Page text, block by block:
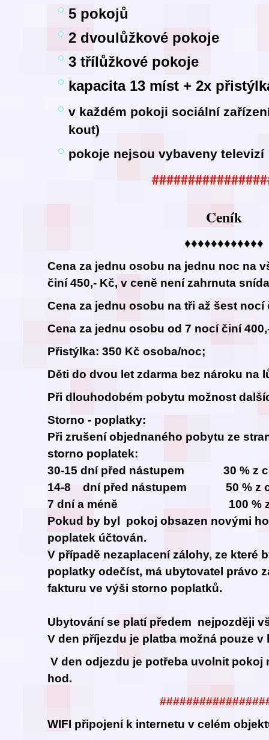
5 pokojů
2 dvoulůžkové pokoje
3 třílůžkové pokoje
kapacita 13 míst + 2x
v každém pokoji sociální
kout)
pokoje nejsou vybaveny televizí
Ceník
♦♦♦♦♦♦♦♦♦♦♦♦
Cena za jednu osobu na jednu noc na
činí 450,- Kč, v ceně není zahrnuta
Cena za jednu osobu na tři až šest nocí
Cena za jednu osobu od 7 nocí činí
Přistýlka: 350 Kč osoba/noc;
Děti do dvou let zdarma bez nároku na
Při dlouhodobém pobytu možnost
Storno - poplatky:
Při zrušení objednaného pobytu ze
storno poplatek:
30-15 dní před nástupem 30 % z
14-8 dní před nástupem 50 % z
7 dní a méně 100 % z
Pokud by byl pokoj obsazen novými
poplatek účtován.
V případě nezaplacení zálohy, ze které
poplatky odečíst, má ubytovatel právo
fakturu ve výši storno poplatků.
Ubytování se platí předem nejpozději
V den příjezdu je platba možná pouze v
V den odjezdu je potřeba uvolnit pokoj
hod.
WIFI připojení k internetu v celém